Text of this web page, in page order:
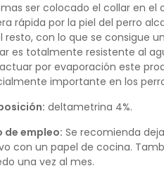
ser colocado el collar en
rápida por la piel del perro
resto, con lo que se consigue
es totalmente resistente al
por evaporación este
importante en los
deltametrina 4%.
de empleo: Se recomienda
con un papel de cocina.
una vez al mes.